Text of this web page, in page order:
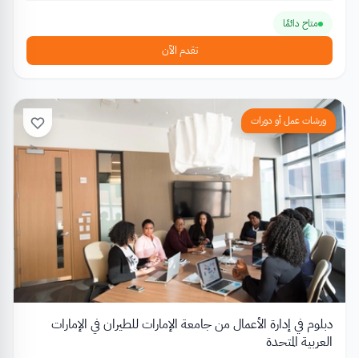
متاح دائمًا
تقدم الآن
ورشات عمل أو دورات
دبلوم في إدارة الأعمال من جامعة الإمارات للطيران في الإمارات
العربية المتحدة